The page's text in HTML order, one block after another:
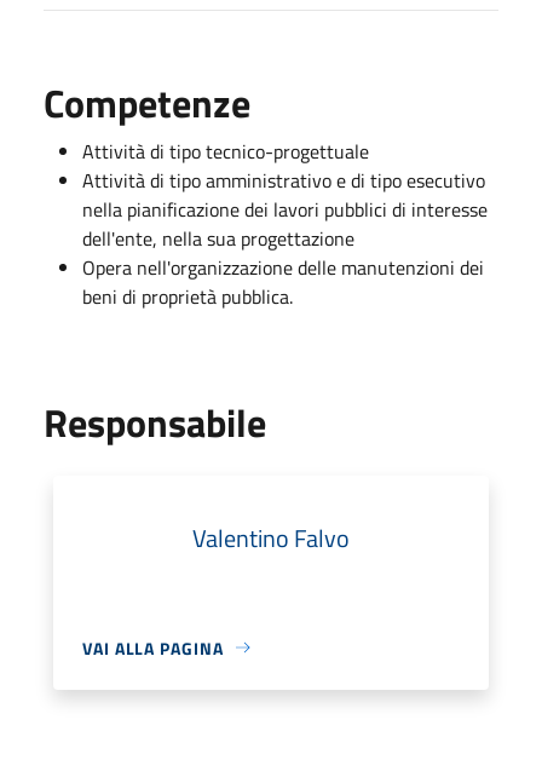
Competenze
Attività di tipo tecnico-progettuale
Attività di tipo amministrativo e di tipo esecutivo
nella pianificazione dei lavori pubblici di interesse
dell'ente, nella sua progettazione
Opera nell'organizzazione delle manutenzioni dei
beni di proprietà pubblica.
Responsabile
Valentino Falvo
VAI ALLA PAGINA